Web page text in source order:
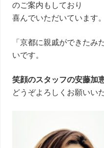
のご案内もしており
喜んでいただいています。
「京都に親戚ができたみ
いです。
笑顔のスタッフの安藤加
どうぞよろしくお願いい